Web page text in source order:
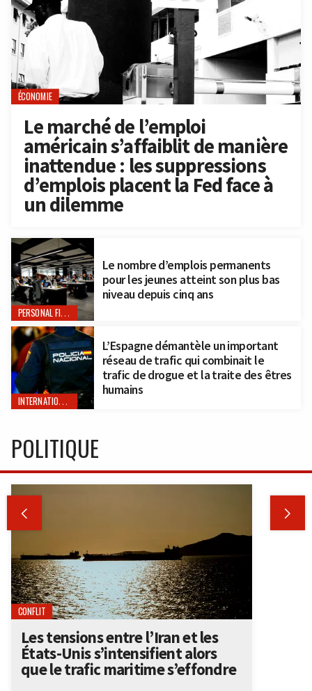
ÉCONOMIE
Le marché de l’emploi
américain s’affaiblit de manière
inattendue : les suppressions
d’emplois placent la Fed face à
un dilemme
PERSONAL FINANCE
Le nombre d’emplois permanents
pour les jeunes atteint son plus bas
niveau depuis cinq ans
INTERNATIONAL
L’Espagne démantèle un important
réseau de trafic qui combinait le
trafic de drogue et la traite des êtres
humains
POLITIQUE
 
CONFLIT
Les tensions entre l’Iran et les
États-Unis s’intensifient alors
que le trafic maritime s’effondre